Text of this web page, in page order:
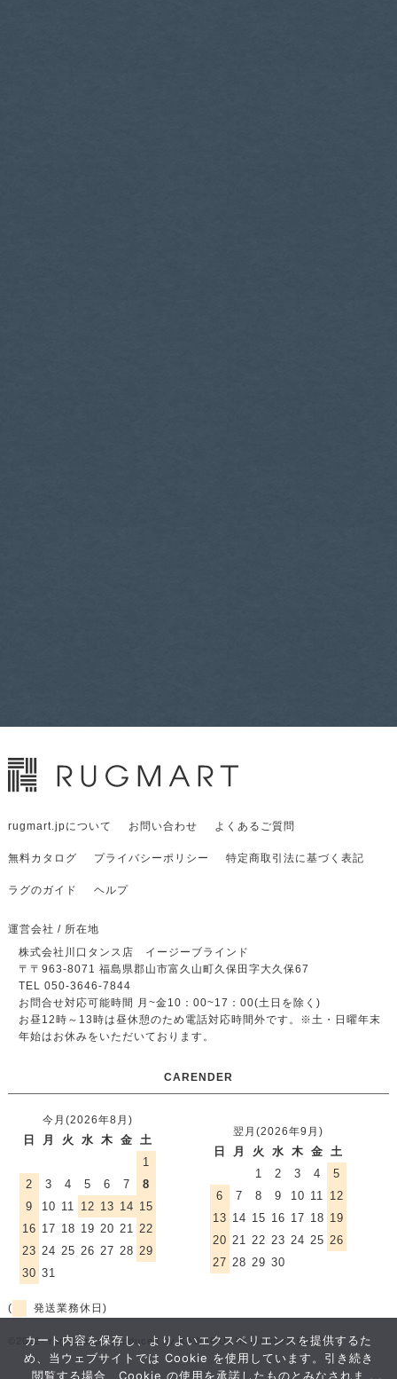
rugmart.jpについて お問い合わせ よくあるご質問
無料カタログ プライバシーポリシー 特定商取引法に基づく表記
ラグのガイド ヘルプ
運営会社 / 所在地
株式会社川口タンス店 イージーブラインド
〒 〒963-8071 福島県郡山市富久山町久保田字大久保67
TEL 050-3646-7844
お問合せ対応可能時間 月~金10：00~17：00(土日を除く)
お昼12時～13時は昼休憩のため電話対応時間外です。 ※土・日曜年末
年始はお休みをいただいております。
CARENDER
今月(2026年8月)
日 月 火 水 木 金 土
1
2
3 4 5 6 7
8
9
10 11 12 13 14 15
16 17 18 19 20 21 22
23 24 25 26 27 28 29
30 31
翌月(2026年9月)
日 月 火 水 木 金
土
1
2 3 4
5
6
7 8 9 10 11
12
13 14 15 16 17 18 19
20 21 22 23 24 25 26
27 28 29 30
( 発送業務休日)
©2012- rugmart.jp / produced by KAWAGUCHI furniture Co.,ltd.
カート内容を保存し、よりよいエクスペリエンスを提供するた
め、当ウェブサイトでは Cookie を使用しています。引き続き
閲覧する場合、Cookie の使用を承諾したものとみなされま